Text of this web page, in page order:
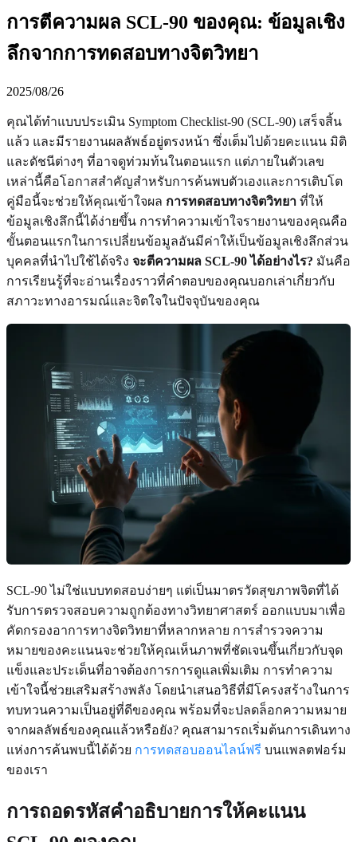
การตีความผล SCL-90 ของคุณ: ข้อมูลเชิง
ลึกจากการทดสอบทางจิตวิทยา
2025/08/26
คุณได้ทำแบบประเมิน Symptom Checklist-90 (SCL-90) เสร็จสิ้น
แล้ว และมีรายงานผลลัพธ์อยู่ตรงหน้า ซึ่งเต็มไปด้วยคะแนน มิติ
และดัชนีต่างๆ ที่อาจดูท่วมท้นในตอนแรก แต่ภายในตัวเลข
เหล่านี้คือโอกาสสำคัญสำหรับการค้นพบตัวเองและการเติบโต
คู่มือนี้จะช่วยให้คุณเข้าใจผล การทดสอบทางจิตวิทยา ที่ให้
ข้อมูลเชิงลึกนี้ได้ง่ายขึ้น การทำความเข้าใจรายงานของคุณคือ
ขั้นตอนแรกในการเปลี่ยนข้อมูลอันมีค่าให้เป็นข้อมูลเชิงลึกส่วน
บุคคลที่นำไปใช้ได้จริง จะตีความผล SCL-90 ได้อย่างไร? มันคือ
การเรียนรู้ที่จะอ่านเรื่องราวที่คำตอบของคุณบอกเล่าเกี่ยวกับ
สภาวะทางอารมณ์และจิตใจในปัจจุบันของคุณ
SCL-90 ไม่ใช่แบบทดสอบง่ายๆ แต่เป็นมาตรวัดสุขภาพจิตที่ได้
รับการตรวจสอบความถูกต้องทางวิทยาศาสตร์ ออกแบบมาเพื่อ
คัดกรองอาการทางจิตวิทยาที่หลากหลาย การสำรวจความ
หมายของคะแนนจะช่วยให้คุณเห็นภาพที่ชัดเจนขึ้นเกี่ยวกับจุด
แข็งและประเด็นที่อาจต้องการการดูแลเพิ่มเติม การทำความ
เข้าใจนี้ช่วยเสริมสร้างพลัง โดยนำเสนอวิธีที่มีโครงสร้างในการ
ทบทวนความเป็นอยู่ที่ดีของคุณ พร้อมที่จะปลดล็อกความหมาย
จากผลลัพธ์ของคุณแล้วหรือยัง? คุณสามารถเริ่มต้นการเดินทาง
แห่งการค้นพบนี้ได้ด้วย การทดสอบออนไลน์ฟรี บนแพลตฟอร์ม
ของเรา
การถอดรหัสคำอธิบายการให้คะแนน